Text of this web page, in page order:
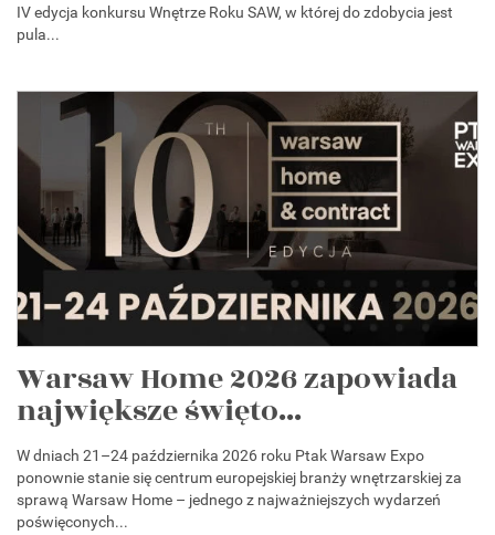
IV edycja konkursu Wnętrze Roku SAW, w której do zdobycia jest
pula...
Warsaw Home 2026 zapowiada
największe święto...
W dniach 21–24 października 2026 roku Ptak Warsaw Expo
ponownie stanie się centrum europejskiej branży wnętrzarskiej za
sprawą Warsaw Home – jednego z najważniejszych wydarzeń
poświęconych...